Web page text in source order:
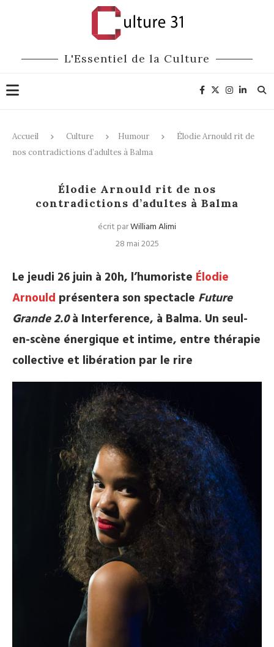
L'Essentiel de la Culture
Accueil Culture Humour
Élodie Arnould rit de
nos contradictions d’adultes à Balma
Élodie Arnould rit de nos
contradictions d’adultes à Balma
écrit parWilliam Alimi
28 mai 2025
Le jeudi 26 juin à 20h, l’humoriste Élodie
Arnould présentera son spectacle Future
Grande 2.0à Interference, à Balma. Un seul-
en-scène énergique et intime, entre thérapie
collective et libération par le rire